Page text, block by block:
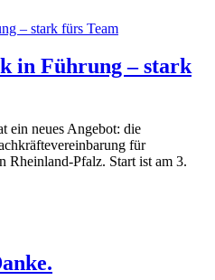
in Führung – stark
ein neues Angebot: die
für
Rheinland-Pfalz. Start ist am 3.